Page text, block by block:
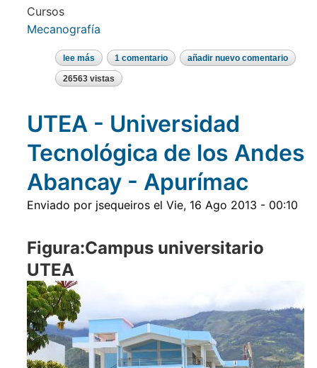
Cursos
Mecanografía
lee más sobre
ejercicios
de
iniciación
fila
1 comentario añadir nuevo comentario
26563 vistas
UTEA - Universidad
Tecnológica de los Andes
Abancay - Apurímac
Enviado por jsequeiros el Vie, 16 Ago 2013 - 00:10
Figura:Campus universitario
UTEA